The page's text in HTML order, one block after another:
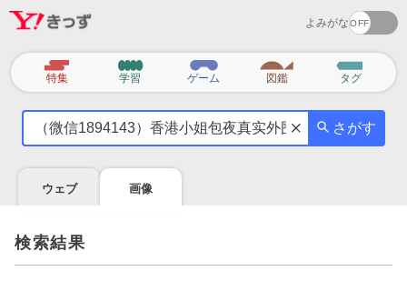
よみがな
カ
テ
特集 学習 ゲーム 図鑑 タグ
気
を
調
べ
さがす
ウェブ 画像
検索結果